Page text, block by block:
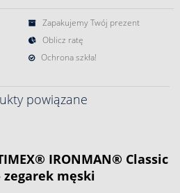
Zapakujemy Twój prezent
Oblicz ratę
Ochrona szkła!
powiązane
IRONMAN® Classic
zegarek męski